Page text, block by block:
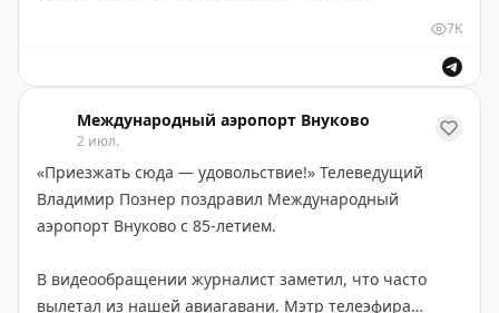
активным пользователям аэропорта Внуково, причём
из разных терминалов. И могу сказать с
уверенностью, это всегда доставляет удовольствие»,
— сказал представитель Кремля.
«Работа поставлена чётко, эффективно и быстро.
Ну и люди, которые всегда улыбаются и готовы тебе
7K
Международный аэропорт Внуково
2 июл.
«Приезжать сюда — удовольствие!» Телеведущий
Владимир Познер поздравил Международный
аэропорт Внуково с 85-летием.
В видеообращении журналист заметил, что часто
вылетал из нашей авиагавани. Мэтр телеэфира